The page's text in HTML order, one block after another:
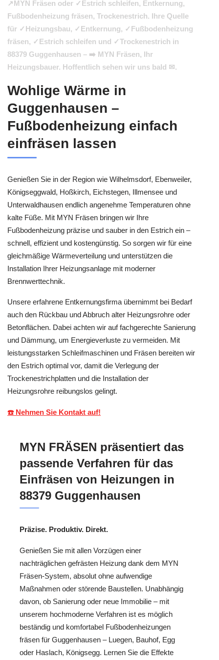
↗️MYN Fräsen oder ✓Estrich schleifen, Entkernung,
Fußbodenheizung fräsen, Trockenestrich. Ihre Quelle
für ✓Heizungsbau, ✓Entkernung, ✓Fußbodenheizung
fräsen, ✓Estrich schleifen und ✓Trockenestrich in
88379 Guggenhausen – ➡️ MYN Fräsen, Ihr
Heizungsbauer. Hoffentlich sehen wir uns bald ✉.
Wohlige Wärme in
Guggenhausen –
Fußbodenheizung einfach
einfräsen lassen
Genießen Sie in der Region wie Wilhelmsdorf, Ebenweiler,
Königseggwald, Hoßkirch, Eichstegen, Illmensee und
Unterwaldhausen endlich angenehme Temperaturen ohne
kalte Füße. Mit MYN Fräsen bringen wir Ihre
Fußbodenheizung präzise und sauber in den Estrich ein –
schnell, effizient und kostengünstig. So sorgen wir für eine
gleichmäßige Wärmeverteilung und unterstützen die
Installation Ihrer Heizungsanlage mit moderner
Brennwerttechnik.
Unsere erfahrene Entkernungsfirma übernimmt bei Bedarf
auch den Rückbau und Abbruch alter Heizungsrohre oder
Betonflächen. Dabei achten wir auf fachgerechte Sanierung
und Dämmung, um Energieverluste zu vermeiden. Mit
leistungsstarken Schleifmaschinen und Fräsen bereiten wir
den Estrich optimal vor, damit die Verlegung der
Trockenestrichplatten und die Installation der
Heizungsrohre reibungslos gelingt.
☎️ Nehmen Sie Kontakt auf!
MYN FRÄSEN präsentiert das
passende Verfahren für das
Einfräsen von Heizungen in
88379 Guggenhausen
Präzise. Produktiv. Direkt.
Genießen Sie mit allen Vorzügen einer
nachträglichen gefrästen Heizung dank dem MYN
Fräsen-System, absolut ohne aufwendige
Maßnahmen oder störende Baustellen. Unabhängig
davon, ob Sanierung oder neue Immobilie – mit
unserem hochmoderne Verfahren ist es möglich
beständig und komfortabel Fußbodenheizungen
fräsen für Guggenhausen – Luegen, Bauhof, Egg
oder Haslach, Königsegg. Lernen Sie die Effekte